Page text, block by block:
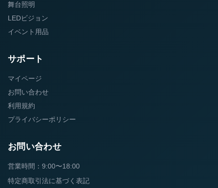
舞台照明
LEDビジョン
イベント用品
サポート
マイページ
お問い合わせ
利用規約
プライバシーポリシー
お問い合わせ
営業時間：9:00〜18:00
特定商取引法に基づく表記